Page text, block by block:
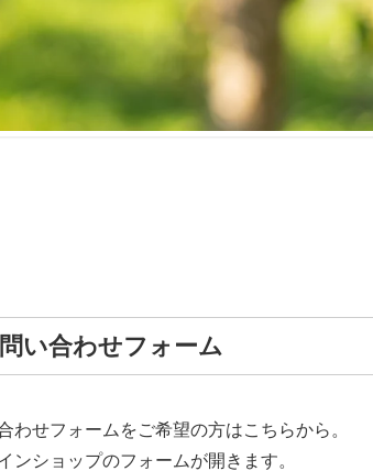
い合わせフォーム
わせフォームをご希望の方はこちらから。
ンショップのフォームが開きます。